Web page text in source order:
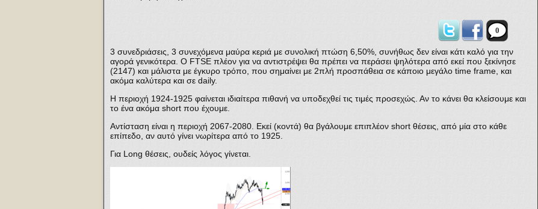
0
3 συνεδριάσεις, 3 συνεχόμενα μαύρα κεριά με συνολική πτώση 6,50%, συνήθως δεν είναι κάτι καλό για την
αγορά γενικότερα. Ο FTSE πλέον για να αντιστρέψει θα πρέπει να περάσει ψηλότερα από εκεί που ξεκίνησε
(2147) και μάλιστα με έγκυρο τρόπο, που σημαίνει με 2πλή προσπάθεια σε κάποιο μεγάλο time frame, και
ακόμα καλύτερα και σε daily.
Η περιοχή 1924-1925 φαίνεται ιδιαίτερα πιθανή να υποδεχθεί τις τιμές προσεχώς. Αν το κάνει θα κλείσουμε και
το ένα ακόμα short που έχουμε.
Αντίσταση είναι η περιοχή 2067-2080. Εκεί (κοντά) θα βγάλουμε επιπλέον short θέσεις, από μία στο κάθε
επίπεδο, αν αυτό γίνει νωρίτερα από το 1925.
Για Long θέσεις, ουδείς λόγος γίνεται.